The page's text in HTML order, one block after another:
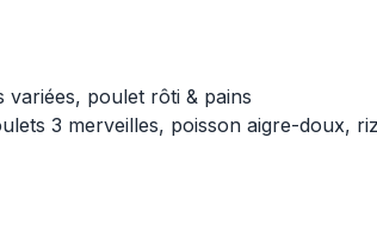
variées, poulet rôti & pains
3 merveilles, poisson aigre-doux,